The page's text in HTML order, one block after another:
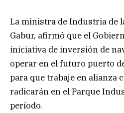
La ministra de Industria de
Gabur, afirmó que el
iniciativa de inversión de
operar en el futuro puerto
para que trabaje en alianza
radicarán en el Parque
período.